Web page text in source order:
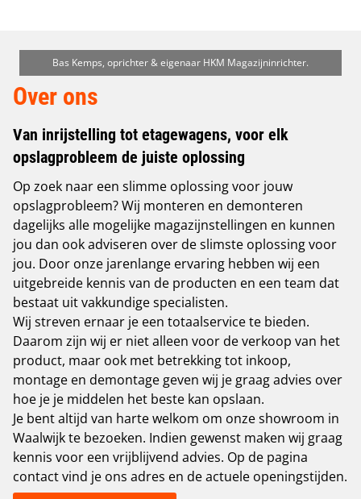
Bas Kemps, oprichter & eigenaar HKM Magazijninrichter.
Over ons
Van inrijstelling tot etagewagens, voor elk
opslagprobleem de juiste oplossing
Op zoek naar een slimme oplossing voor jouw
opslagprobleem? Wij monteren en demonteren
dagelijks alle mogelijke magazijnstellingen en kunnen
jou dan ook adviseren over de slimste oplossing voor
jou. Door onze jarenlange ervaring hebben wij een
uitgebreide kennis van de producten en een team dat
bestaat uit vakkundige specialisten.
Wij streven ernaar je een totaalservice te bieden.
Daarom zijn wij er niet alleen voor de verkoop van het
product, maar ook met betrekking tot inkoop,
montage en demontage geven wij je graag advies over
hoe je je middelen het beste kan opslaan.
Je bent altijd van harte welkom om onze showroom in
Waalwijk te bezoeken. Indien gewenst maken wij graag
kennis voor een vrijblijvend advies. Op de pagina
contact vind je ons adres en de actuele openingstijden.